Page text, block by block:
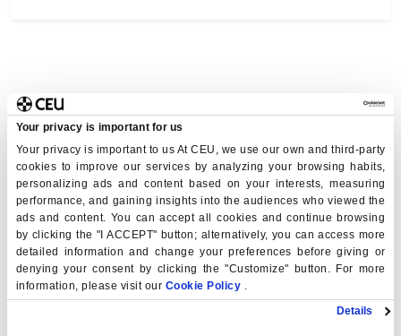
Your privacy is important for us
Your privacy is important to us At CEU, we use our own and third-party
cookies to improve our services by analyzing your browsing habits,
personalizing ads and content based on your interests, measuring
performance, and gaining insights into the audiences who viewed the
ads and content. You can accept all cookies and continue browsing
by clicking the "I ACCEPT" button; alternatively, you can access more
detailed information and change your preferences before giving or
denying your consent by clicking the "Customize" button. For more
information, please visit our Cookie Policy .
Details
Conoce el Grado en Odontología